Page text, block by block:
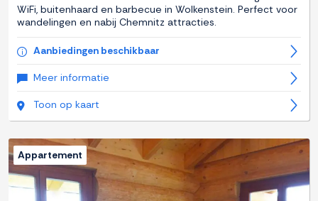
WiFi, buitenhaard en barbecue in Wolkenstein. Perfect voor
wandelingen en nabij Chemnitz attracties.
Aanbiedingen beschikbaar
Meer informatie
Toon op kaart
Appartement